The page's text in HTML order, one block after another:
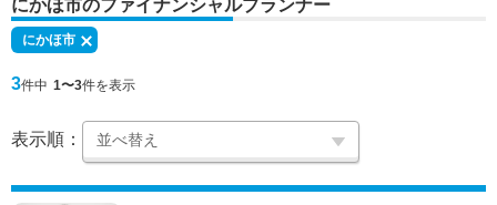
にかほ市のファイナンシャルプランナー
にかほ市
3件中 1〜3件を表示
表示順：